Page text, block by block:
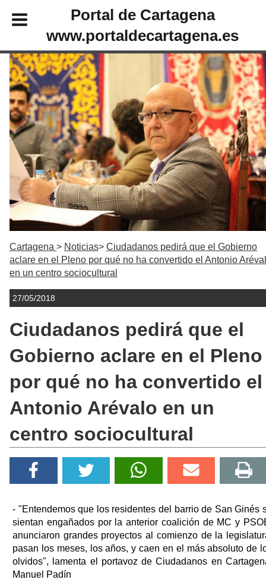
Portal de Cartagena
www.portaldecartagena.es
Cartagena Noticias
Ciudadanos pedirá que el Gobierno
aclare en el Pleno por qué no ha convertido el Antonio
en un centro sociocultural
27/05/2018
Ciudadanos pedirá que el
Gobierno aclare en el Pleno
por qué no ha convertido el
Antonio Arévalo en un
centro sociocultural
- "Entendemos que los residentes del barrio de San Ginés
sientan engañados por la anterior coalición de MC y
anunciaron grandes proyectos al comienzo de la
pasan los meses, los años, y caen en el más absoluto de
olvidos", lamenta el portavoz de Ciudadanos en
Manuel Padín